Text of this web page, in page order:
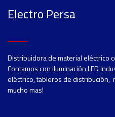
Electro Persa
Distribuidora de material eléctrico
Contamos con iluminación LED
eléctrico, tableros de distribución,
mucho mas!